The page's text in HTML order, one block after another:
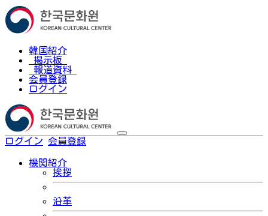
韓国紹介
掲示板
報道資料
会員登録
ログイン
ログイン 会員登録
機関紹介
挨拶
沿革